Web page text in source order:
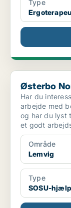
Type
Østerbo Nord
Østerbo
Har du
arbejde med
og har du lyst
et godt
Område
Lemvig
Type
SOSU-